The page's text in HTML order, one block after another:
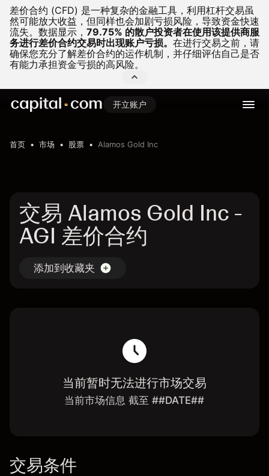
差价合约 (CFD) 是一种复杂的金融工具，利用杠杆交易虽
然可能放大收益，但同样也会加剧亏损风险，导致资金快速
流失。 数据显示， 79.75% 的散户投资者在使用该提供商服
务进行差价合约交易时出现账户亏损。 在进行交易之前，请
确保您充分了解差价合约的运作机制，并仔细评估自己是否
有能力承担资金亏损的高风险。
开立账户
首页 市场 股票 Alamos Gold Inc
交易 Alamos Gold Inc -
AGI 差价合约
添加到收藏夹
当前暂时无法进行市场交易
当前市场信息 截至 ##DATE##
交易条件